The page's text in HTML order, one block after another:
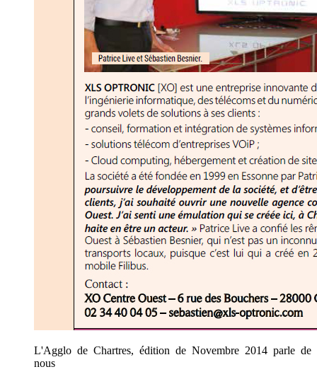
L'Agglo de Chartres, édition de Novembre 2014 parle de
nous